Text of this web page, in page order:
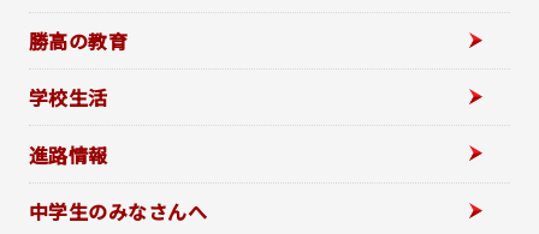
勝高の教育
学校生活
進路情報
中学生のみなさんへ